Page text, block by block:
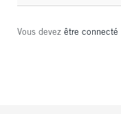
Vous devez être connecté